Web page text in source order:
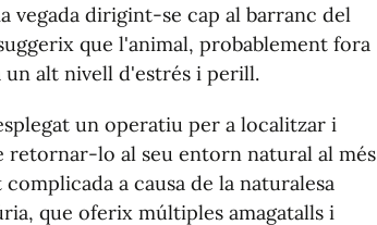
vegada dirigint-se cap al barranc del
que l'animal, probablement fora
un alt nivell d'estrés i perill.
un operatiu per a localitzar i
retornar-lo al seu entorn natural al més
a causa de la naturalesa
que oferix múltiples amagatalls i